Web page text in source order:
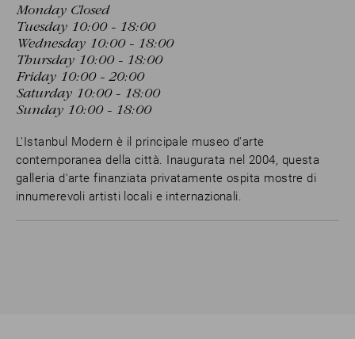
Monday Closed
Tuesday 10:00 - 18:00
Wednesday 10:00 - 18:00
Thursday 10:00 - 18:00
Friday 10:00 - 20:00
Saturday 10:00 - 18:00
Sunday 10:00 - 18:00
L'Istanbul Modern è il principale museo d'arte
contemporanea della città. Inaugurata nel 2004, questa
galleria d'arte finanziata privatamente ospita mostre di
innumerevoli artisti locali e internazionali.